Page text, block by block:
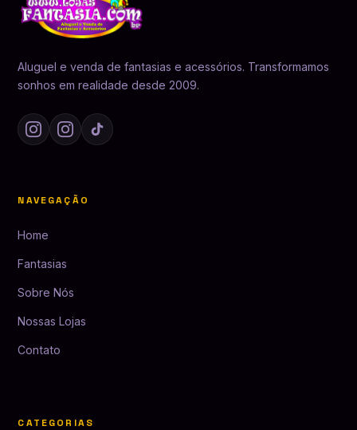
Aluguel e venda de fantasias e acessórios. Transformamos
sonhos em realidade desde 2009.
NAVEGAÇÃO
Home
Fantasias
Sobre Nós
Nossas Lojas
Contato
CATEGORIAS